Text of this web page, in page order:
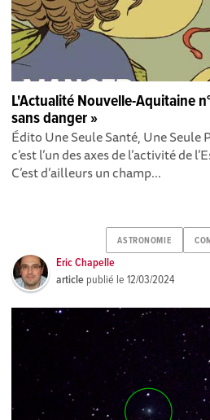
L'Actualité Nouvelle-Aquitaine
sans danger »
Édito Une Seule Santé, Une Seule
c’est l’un des axes de l’activité de
C’est d’ailleurs un champ...
ASTRONOMIE
Eric Chapelle
article publié le12/03/2024